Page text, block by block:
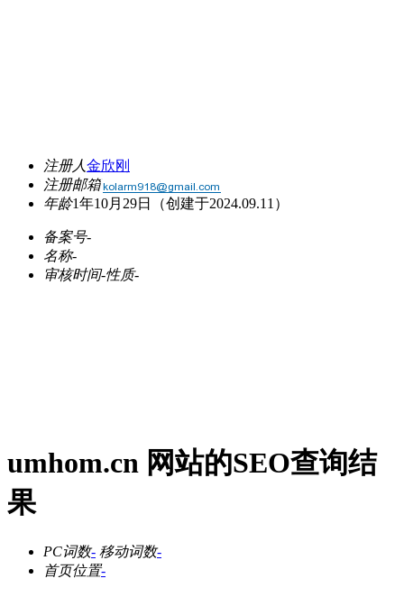
注册人金欣刚
注册邮箱
年龄1年10月29日 （创建于2024.09.11）
备案号-
名称-
审核时间-性质-
umhom.cn 网站的SEO查询结
果
PC词数- 移动词数-
首页位置-